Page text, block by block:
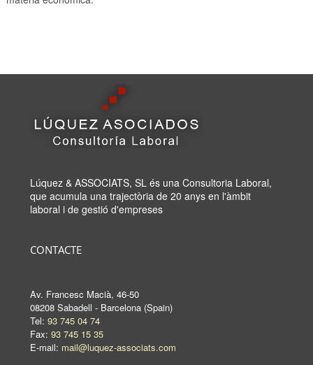
Lúquez & ASSOCIATS, SL és una Consultoria Laboral,
que acumula una trajectòria de 20 anys en l'àmbit
laboral i de gestió d'empreses
CONTACTE
Av. Francesc Macià, 46-50
08208 Sabadell - Barcelona (Spain)
Tel: 93 745 04 74
Fax: 93 745 15 35
E-mail: mail@luquez-associats.com